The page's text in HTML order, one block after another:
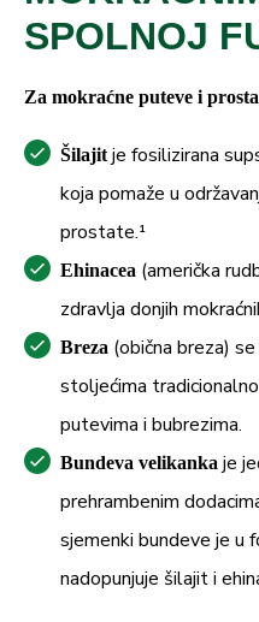
Cink (iz glukonata)
Ekstrakt paradajza
– od toga likopen
Ekstrakt plodova
palme
– od toga masne
BioPerine®
– od toga piperin
*PU = preporučeni
SPOLNOJ
Za mokraćne puteve i
Šilajit je fosilizirana
koja pomaže u
prostate.¹
Ehinacea (američka
zdravlja donjih
Breza (obična breza)
stoljećima
putevima i bubrezima.
Bundeva velikanka je
prehrambenim
sjemenki bundeve je u
nadopunjuje šilajit i